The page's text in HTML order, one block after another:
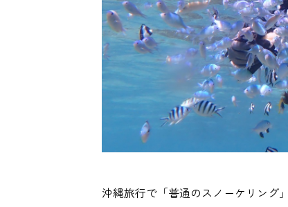
沖縄旅行で「普通のスノーケリング